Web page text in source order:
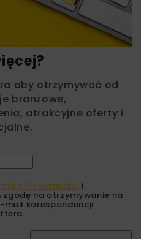
aby otrzymywać od
branżowe,
atrakcyjne oferty i
Prywatności i
zgodę na otrzymywanie na
mail korespondencji